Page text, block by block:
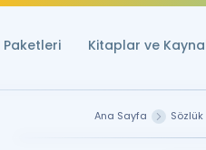
Paketleri Kitaplar ve
Ana Sayfa Sözlük